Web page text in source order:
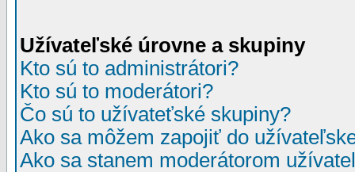
Užívateľské úrovne a skupiny
Kto sú to administrátori?
Kto sú to moderátori?
Čo sú to užívateťské skupiny?
Ako sa môžem zapojiť do
Ako sa stanem moderátorom